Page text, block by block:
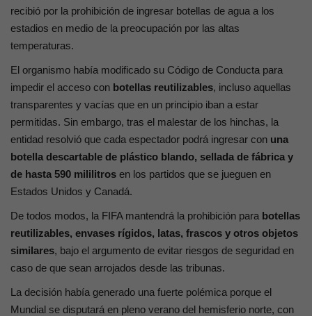
recibió por la prohibición de ingresar botellas de agua a los
estadios en medio de la preocupación por las altas
temperaturas.
El organismo había modificado su Código de Conducta para
impedir el acceso con botellas reutilizables, incluso aquellas
transparentes y vacías que en un principio iban a estar
permitidas. Sin embargo, tras el malestar de los hinchas, la
entidad resolvió que cada espectador podrá ingresar con una
botella descartable de plástico blando, sellada de fábrica y
de hasta 590 mililitros en los partidos que se jueguen en
Estados Unidos y Canadá.
De todos modos, la FIFA mantendrá la prohibición para botellas
reutilizables, envases rígidos, latas, frascos y otros objetos
similares, bajo el argumento de evitar riesgos de seguridad en
caso de que sean arrojados desde las tribunas.
La decisión había generado una fuerte polémica porque el
Mundial se disputará en pleno verano del hemisferio norte, con